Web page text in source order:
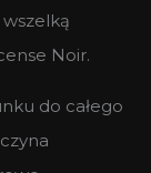
Noir.
do całego